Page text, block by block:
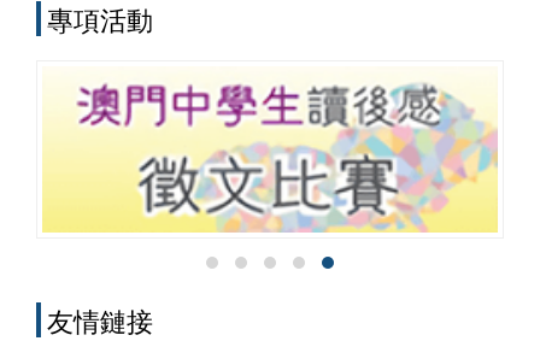
專項活動
友情鏈接